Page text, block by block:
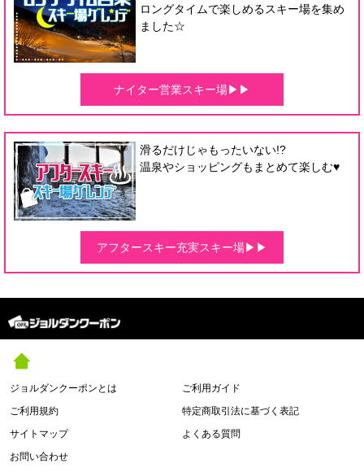
ロングタイムで楽しめるスキー場を集め
ました☆
ナイター営業スキー場▶▶
滑るだけじゃもったいない!?
温泉やショッピングもまとめて楽しむ♥
アフタースキー充実スキー場▶▶
ジョルダンクーポンとは
ご利用ガイド
ご利用規約
特定商取引法に基づく表記
サイトマップ
よくある質問
お問い合わせ